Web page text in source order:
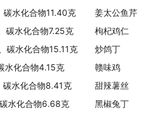
水化合物11.40克 姜太公鱼芹
碳水化合物7.25克 枸杞鸡仁
碳水化合物15.11克 炒鸽丁
水化合物4.15克 赣味鸡
碳水化合物8.41克 甜辣薯丝
水化合物6.68克 黑椒兔丁